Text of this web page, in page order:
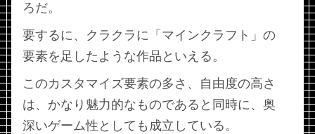
ろだ。
要するに、クラクラに「マインクラフト」の
要素を足したような作品といえる。
このカスタマイズ要素の多さ、自由度の高さ
は、かなり魅力的なものであると同時に、奥
深いゲーム性としても成立している。